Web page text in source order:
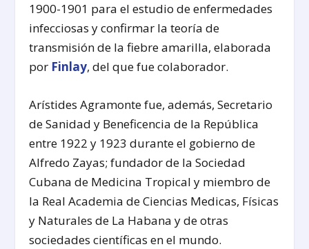
1900-1901 para el estudio de enfermedades
infecciosas y confirmar la teoría de
transmisión de la fiebre amarilla, elaborada
por Finlay, del que fue colaborador.
Arístides Agramonte fue, además, Secretario
de Sanidad y Beneficencia de la República
entre 1922 y 1923 durante el gobierno de
Alfredo Zayas; fundador de la Sociedad
Cubana de Medicina Tropical y miembro de
la Real Academia de Ciencias Medicas, Físicas
y Naturales de La Habana y de otras
sociedades científicas en el mundo.